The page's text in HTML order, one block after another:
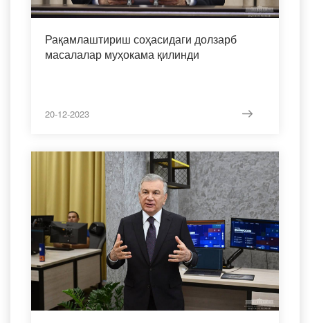
Рақамлаштириш соҳасидаги долзарб
масалалар муҳокама қилинди
20-12-2023